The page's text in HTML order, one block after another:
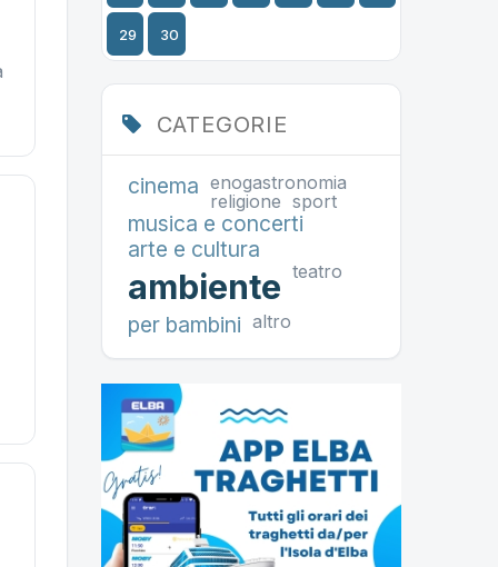
29 30
CATEGORIE
cinema enogastronomia
religione sport
musica e concerti
arte e cultura
ambiente teatro
per bambini altro